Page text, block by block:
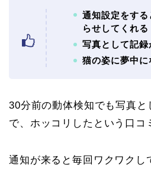
通知設定をす
らせしてくれる
写真として記録
猫の姿に夢中に
30分前の動体検知でも写真
で、ホッコリしたという口コ
通知が来ると毎回ワクワクし